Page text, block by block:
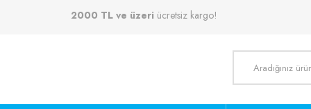
2000 TL ve üzeri ücretsiz kargo!